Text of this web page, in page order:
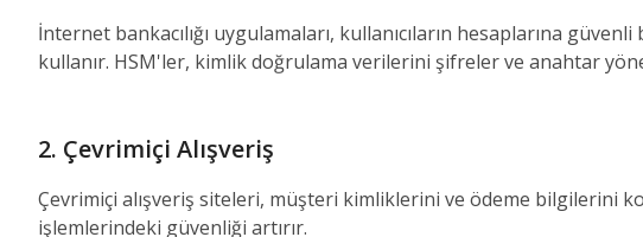
İnternet bankacılığı uygulamaları, kullanıcıların hesaplarına
kullanır. HSM'ler, kimlik doğrulama verilerini şifreler ve anahtar
2. Çevrimiçi Alışveriş
Çevrimiçi alışveriş siteleri, müşteri kimliklerini ve ödeme bilgilerini
işlemlerindeki güvenliği artırır.